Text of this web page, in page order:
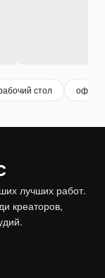
стол офис
лучших работ.
креаторов,